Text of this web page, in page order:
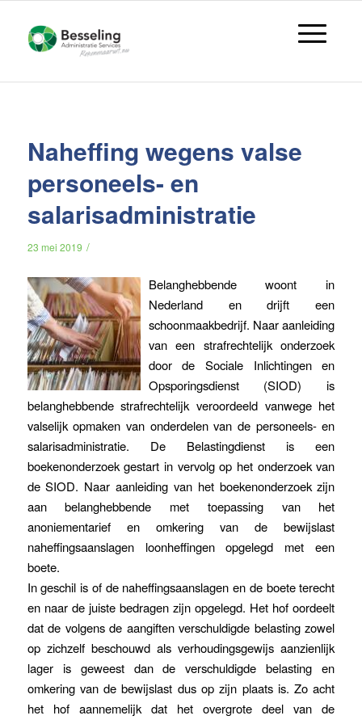
Naheffing wegens valse
personeels- en
salarisadministratie
23 mei 2019 /
Belanghebbende woont in
Nederland en drijft een
schoonmaakbedrijf. Naar aanleiding
van een strafrechtelijk onderzoek
door de Sociale Inlichtingen en
Opsporingsdienst (SIOD) is
belanghebbende strafrechtelijk veroordeeld vanwege het
valselijk opmaken van onderdelen van de personeels- en
salarisadministratie. De Belastingdienst is een
boekenonderzoek gestart in vervolg op het onderzoek van
de SIOD. Naar aanleiding van het boekenonderzoek zijn
aan belanghebbende met toepassing van het
anoniementarief en omkering van de bewijslast
naheffingsaanslagen loonheffingen opgelegd met een
boete.
In geschil is of de naheffingsaanslagen en de boete terecht
en naar de juiste bedragen zijn opgelegd. Het hof oordeelt
dat de volgens de aangiften verschuldigde belasting zowel
op zichzelf beschouwd als verhoudingsgewijs aanzienlijk
lager is geweest dan de verschuldigde belasting en
omkering van de bewijslast dus op zijn plaats is. Zo acht
het hof aannemelijk dat het overgrote deel van de